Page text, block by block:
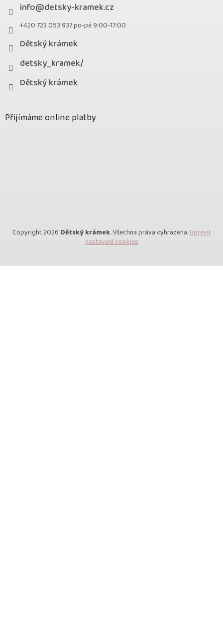
info@detsky-kramek.cz
+420 723 053 937 po-pá 9:00-17:00
Dětský krámek
detsky_kramek/
Dětský krámek
Přijímáme online platby
Copyright 2026 Dětský krámek. Všechna práva vyhrazena.Upravit
nastavení cookies